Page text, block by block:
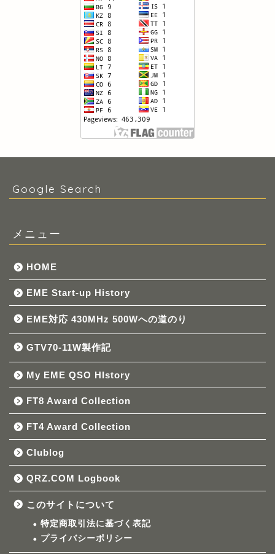
Google Search
メニュー
HOME
EME Start-up History
EME対応 430MHz 500Wへの道のり
GTV70-11W製作記
My EME QSO HIstory
FT8 Award Collection
FT4 Award Collection
Clublog
QRZ.COM Logbook
このサイトについて
特定商取引法に基づく表記
プライバシーポリシー